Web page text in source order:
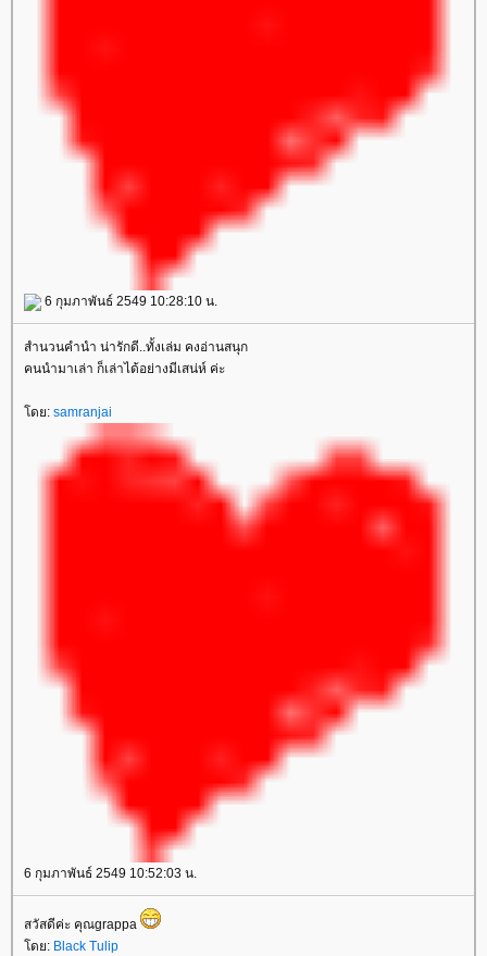
6 กุมภาพันธ์ 2549 10:28:10 น.
สำนวนคำนำ น่ารักดี..ทั้งเล่ม คงอ่านสนุก
คนนำมาเล่า ก็เล่าได้อย่างมีเสน่ห์ ค่ะ
ดย: samranjai
6 กุมภาพันธ์ 2549 10:52:03 น.
สวัสดีค่ะ คุณgrappa
ดย: Black Tulip